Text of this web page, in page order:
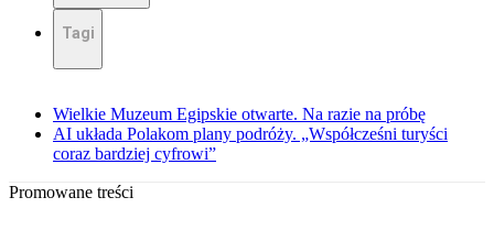
Tagi
Wielkie Muzeum Egipskie otwarte. Na razie na próbę
AI układa Polakom plany podróży. „Współcześni turyści
coraz bardziej cyfrowi”
Promowane treści